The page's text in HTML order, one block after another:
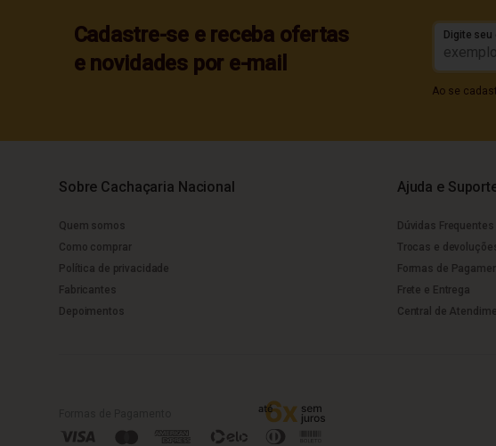
Cadastre-se e receba ofertas
e novidades por e-mail
Digite seu
Ao se
Sobre Cachaçaria Nacional
Quem somos
Como comprar
Política de privacidade
Fabricantes
Depoimentos
Ajuda e
Dúvidas Frequentes
Trocas e
Formas de
Frete e Entrega
Central de